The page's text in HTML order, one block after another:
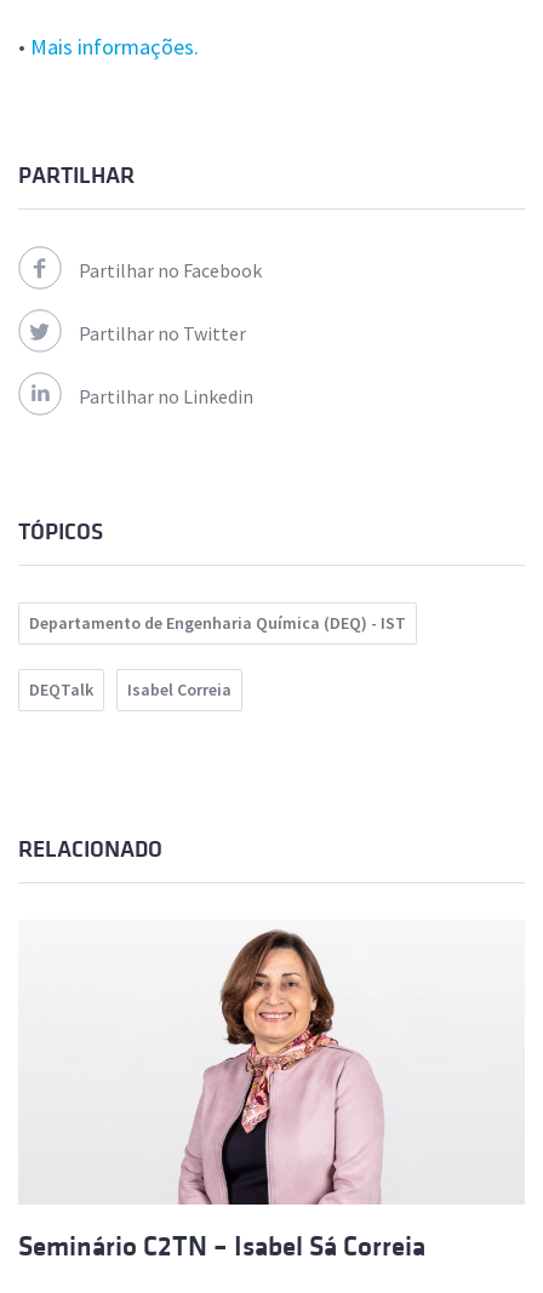
• Mais informações.
PARTILHAR
Partilhar no Facebook
Partilhar no Twitter
Partilhar no Linkedin
TÓPICOS
Departamento de Engenharia Química (DEQ) - IST
DEQTalk Isabel Correia
RELACIONADO
Seminário C2TN – Isabel Sá Correia